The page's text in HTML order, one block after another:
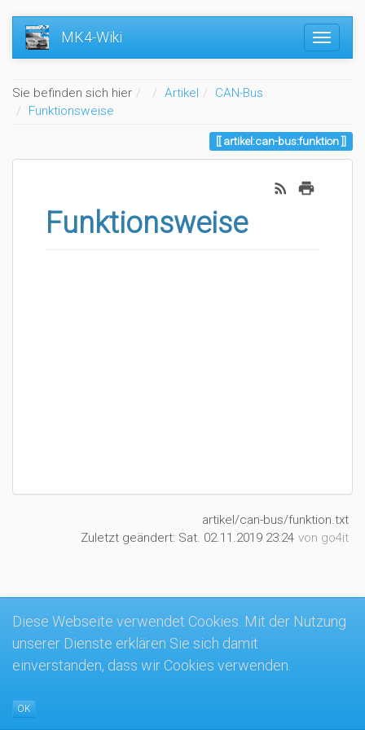
MK4-Wiki
Sie befinden sich hier Home
Artikel
CAN-Bus
Funktionsweise
artikel:can-bus:funktion
Funktionsweise
artikel/can-bus/funktion.txt
Zuletzt geändert: Sat. 02.11.2019 23:24 von go4it
MK4-Wiki
Diese Webseite verwendet Cookies. Mit der Nutzung
unserer Dienste erklären Sie sich damit
einverstanden, dass wir Cookies verwenden.
OK